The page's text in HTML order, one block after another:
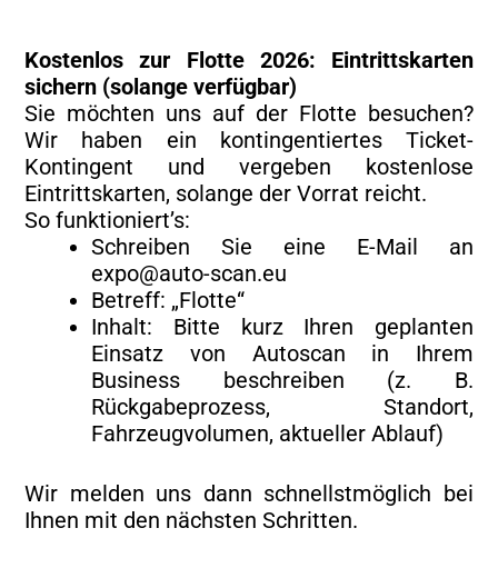
Kostenlos zur Flotte 2026: Eintrittskarten
sichern (solange verfügbar)
Sie möchten uns auf der Flotte besuchen?
Wir haben ein kontingentiertes Ticket-
Kontingent und vergeben kostenlose
Eintrittskarten, solange der Vorrat reicht.
So funktioniert’s:
Schreiben Sie eine E-Mail an
expo@auto-scan.eu
Betreff: „Flotte“
Inhalt: Bitte kurz Ihren geplanten
Einsatz von Autoscan in Ihrem
Business beschreiben (z. B.
Rückgabeprozess, Standort,
Fahrzeugvolumen, aktueller Ablauf)
Wir melden uns dann schnellstmöglich bei
Ihnen mit den nächsten Schritten.